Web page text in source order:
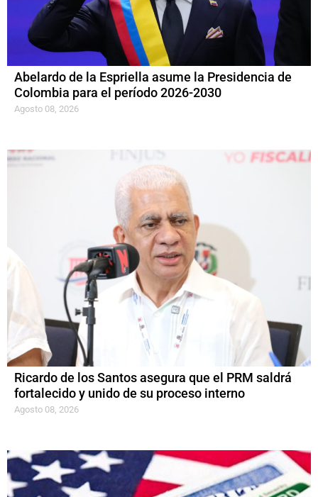
Abelardo de la Espriella asume la Presidencia de
Colombia para el período 2026-2030
Agosto 08, 2026
Ricardo de los Santos asegura que el PRM saldrá
fortalecido y unido de su proceso interno
Agosto 08, 2026